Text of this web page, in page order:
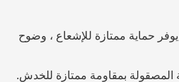
حماية ممتازة للإشعاع ، وضوح
المصقولة بمقاومة ممتازة للخدش.